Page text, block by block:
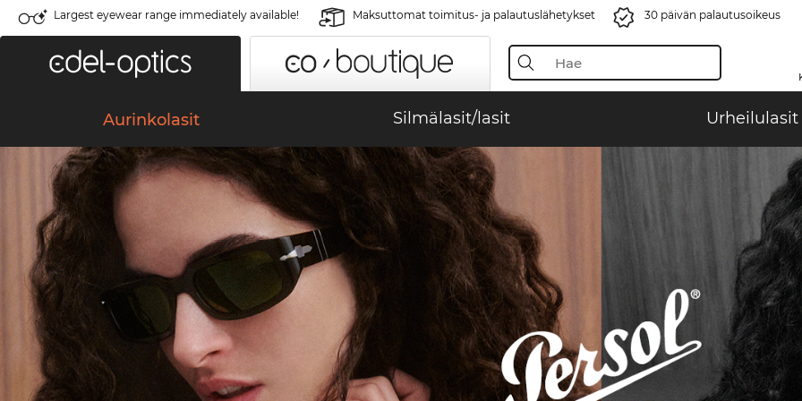
Largest eyewear range immediately available! Maksuttomat toimitus- ja palautuslähetykset 30 päivän palautusoikeus
Aurinkolasit Silmälasit/lasit Urheilulasit